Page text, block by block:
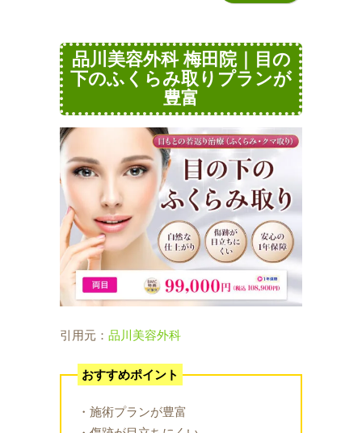
品川美容外科 梅田院｜目の
下のふくらみ取りプランが
豊富
引用元： 品川美容外科
おすすめポイント
・施術プランが豊富